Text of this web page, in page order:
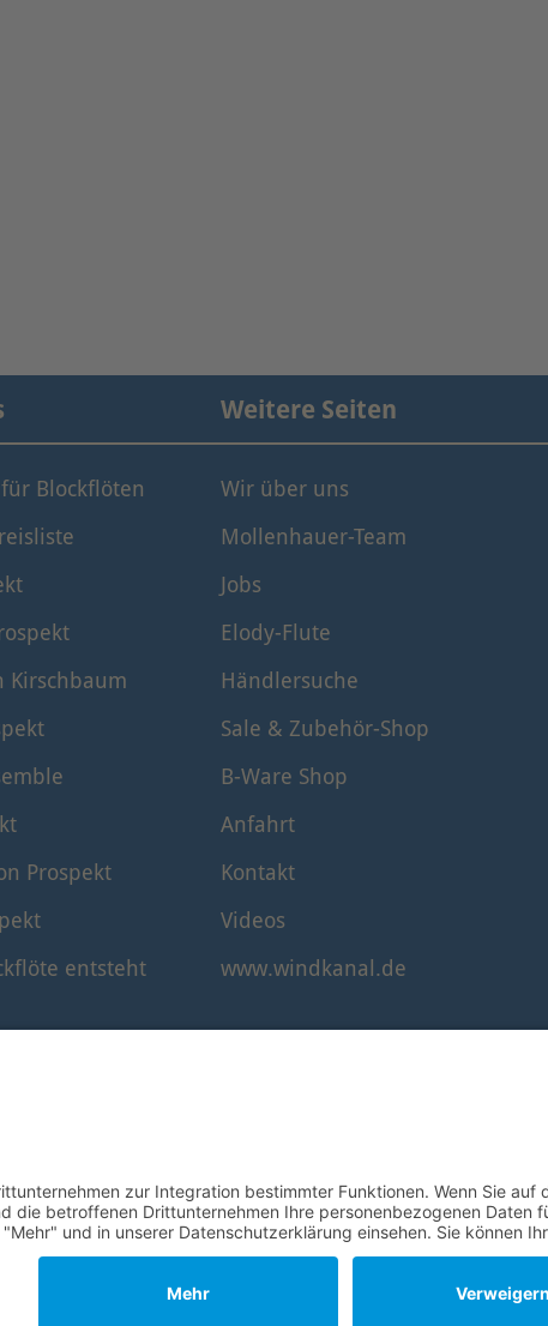
Blockflöten
Kirschbaum
Prospekt
entsteht
Weitere Seiten
Wir über uns
Mollenhauer-Team
Jobs
Elody-Flute
Händlersuche
Sale & Zubehör-Shop
B-Ware Shop
Anfahrt
Kontakt
Videos
www.windkanal.de